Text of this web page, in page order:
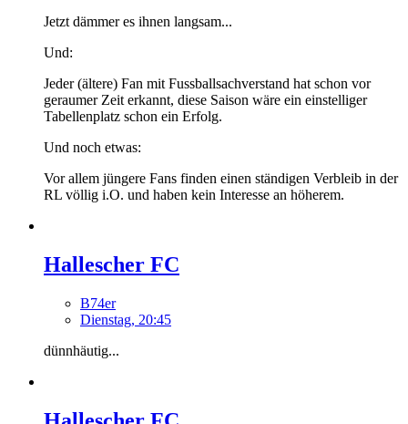
Jetzt dämmer es ihnen langsam...
Und:
Jeder (ältere) Fan mit Fussballsachverstand hat schon vor
geraumer Zeit erkannt, diese Saison wäre ein einstelliger
Tabellenplatz schon ein Erfolg.
Und noch etwas:
Vor allem jüngere Fans finden einen ständigen Verbleib in der
RL völlig i.O. und haben kein Interesse an höherem.
Hallescher FC
B74er
Dienstag, 20:45
dünnhäutig...